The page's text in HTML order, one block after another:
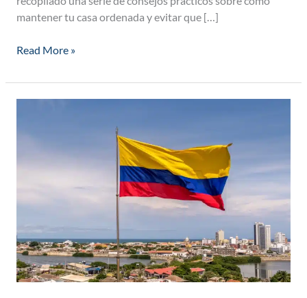
mantener tu casa ordenada y evitar que […]
Read More »